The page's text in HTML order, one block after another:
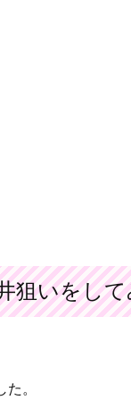
狙いをし
。